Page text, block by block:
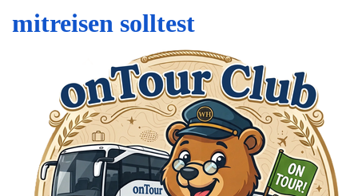
mitreisen solltest